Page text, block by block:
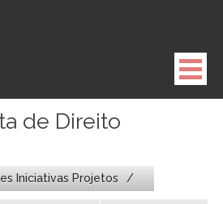
de Direito
Iniciativas Projetos